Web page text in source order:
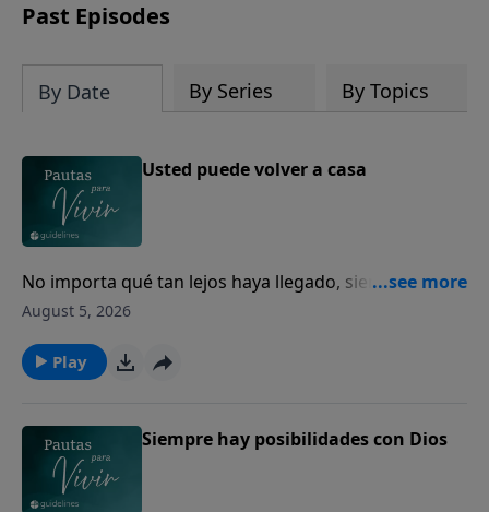
Past Episodes
By Date By Series By Topics
Usted puede volver a casa
No importa qué tan lejos haya llegado, siempre
puede volver a casa con Dios.
August 5, 2026
Play
Siempre hay posibilidades con Dios